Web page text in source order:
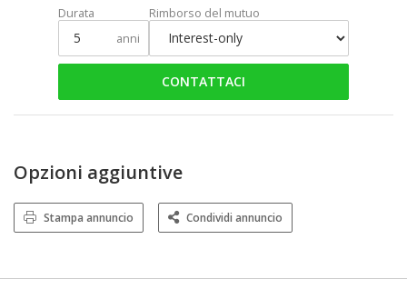
Durata
anni
Rimborso del mutuo
CONTATTACI
Opzioni aggiuntive
Stampa annuncio Condividi annuncio